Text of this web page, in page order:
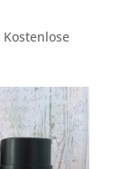
Kostenlose